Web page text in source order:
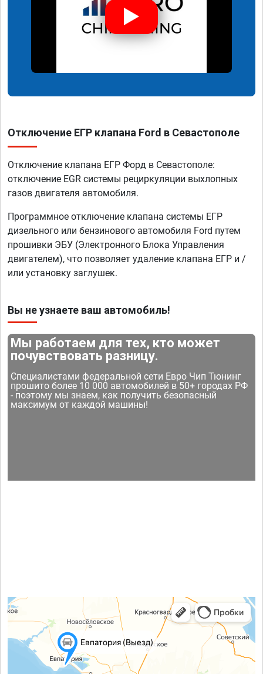
Отключение ЕГР клапана Ford в Севастополе
Отключение клапана ЕГР Форд в Севастополе:
отключение EGR системы рециркуляции выхлопных
газов двигателя автомобиля.
Программное отключение клапана системы ЕГР
дизельного или бензинового автомобиля Ford путем
прошивки ЭБУ (Электронного Блока Управления
двигателем), что позволяет удаление клапана ЕГР и /
или установку заглушек.
Вы не узнаете ваш автомобиль!
Мы работаем для тех, кто может
почувствовать разницу.
Специалистами федеральной сети Евро Чип Тюнинг
прошито более 10 000 автомобилей в 50+ городах РФ
- поэтому мы знаем, как получить безопасный
максимум от каждой машины!